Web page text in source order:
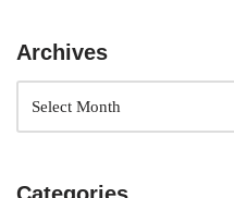
Archives
Categories